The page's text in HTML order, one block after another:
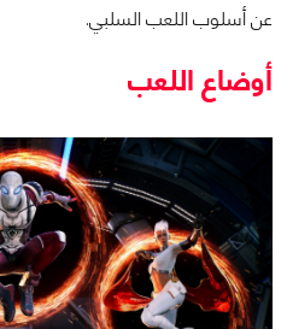
عن أسلوب اللعب السلبي.
أوضاع اللعب